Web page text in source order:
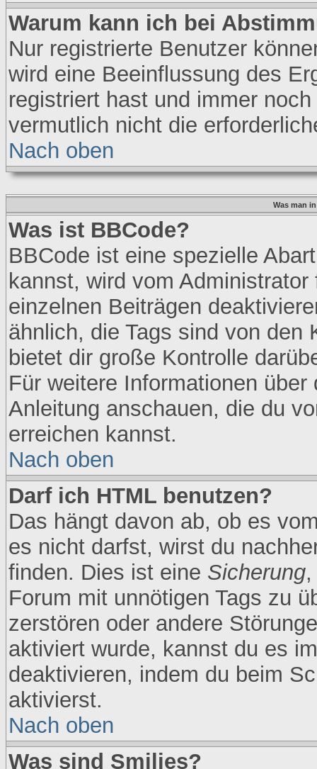
Warum kann ich bei
Nur registrierte Benutzer
wird eine Beeinflussung des
registriert hast und immer
vermutlich nicht die
Nach oben
Was man
Was ist BBCode?
BBCode ist eine spezielle
kannst, wird vom
einzelnen Beiträgen
ähnlich, die Tags sind von den
bietet dir große Kontrolle
Für weitere Informationen
Anleitung anschauen, die du
erreichen kannst.
Nach oben
Darf ich HTML benutzen?
Das hängt davon ab, ob es
es nicht darfst, wirst du
finden. Dies ist eine Sicherung
Forum mit unnötigen Tags zu
zerstören oder andere
aktiviert wurde, kannst du es
deaktivieren, indem du beim
aktivierst.
Nach oben
Was sind Smilies?